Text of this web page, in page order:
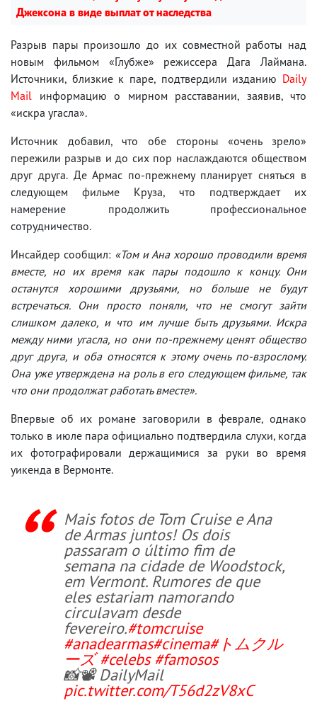
Джексона в виде выплат от наследства
Разрыв пары произошло до их совместной работы над
новым фильмом «Глубже» режиссера Дага Лаймана.
Источники, близкие к паре, подтвердили изданию Daily
Mail информацию о мирном расставании, заявив, что
«искра угасла».
Источник добавил, что обе стороны «очень зрело»
пережили разрыв и до сих пор наслаждаются обществом
друг друга. Де Армас по-прежнему планирует сняться в
следующем фильме Круза, что подтверждает их
намерение продолжить профессиональное
сотрудничество.
Инсайдер сообщил: «Том и Ана хорошо проводили время
вместе, но их время как пары подошло к концу. Они
останутся хорошими друзьями, но больше не будут
встречаться. Они просто поняли, что не смогут зайти
слишком далеко, и что им лучше быть друзьями. Искра
между ними угасла, но они по-прежнему ценят общество
друг друга, и оба относятся к этому очень по-взрослому.
Она уже утверждена на роль в его следующем фильме, так
что они продолжат работать вместе».
Впервые об их романе заговорили в феврале, однако
только в июле пара официально подтвердила слухи, когда
их фотографировали держащимися за руки во время
уикенда в Вермонте.
Mais fotos de Tom Cruise e Ana
de Armas juntos! Os dois
passaram o último fim de
semana na cidade de Woodstock,
em Vermont. Rumores de que
eles estariam namorando
circulavam desde
fevereiro.#tomcruise
#anadearmas#cinema#トムクル
ーズ #celebs #famosos
📸📽 DailyMail
pic.twitter.com/T56d2zV8xC